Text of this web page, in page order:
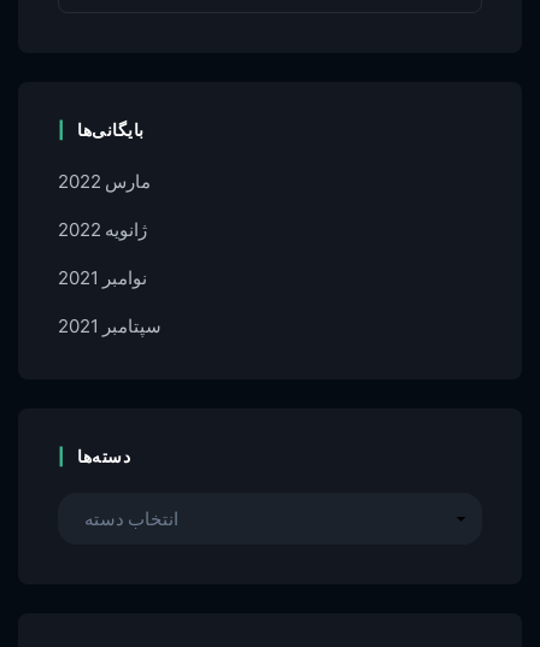
بایگانی‌ها
مارس 2022
ژانویه 2022
نوامبر 2021
سپتامبر 2021
دسته‌ها